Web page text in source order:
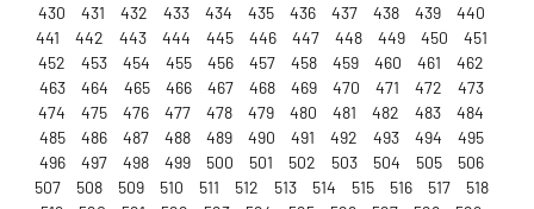
430
431 432 433 434 435 436 437 438 439
440
441
442 443 444 445 446 447 448 449 450
451
452
453 454 455 456 457 458 459 460 461
462
463
464 465 466 467 468 469 470 471 472
473
474
475 476 477 478 479 480 481 482 483
484
485
486 487 488 489 490 491 492 493 494
495
496
497 498 499 500 501 502 503 504 505
506
507
508 509 510 511 512 513 514 515 516 517
518